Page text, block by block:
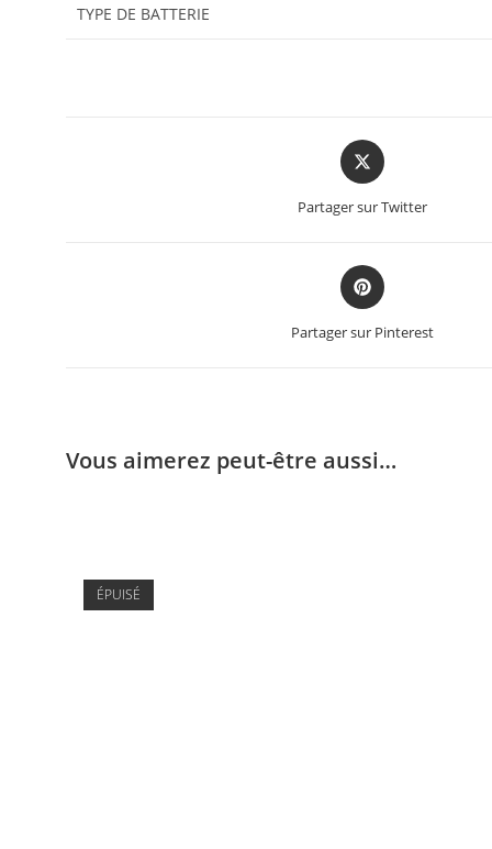
TYPE DE BATTERIE
Partager sur Twitter
Partager sur Pinterest
Vous aimerez peut-être aussi…
ÉPUISÉ